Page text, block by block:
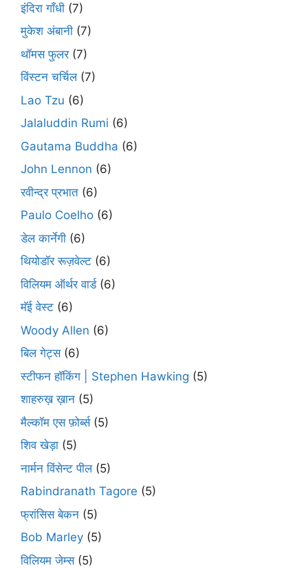
इंदिरा गाँधी (7)
मुकेश अंबानी (7)
थॉमस फुलर(7)
विंस्टन चर्चिल(7)
Lao Tzu (6)
Jalaluddin Rumi (6)
Gautama Buddha (6)
John Lennon (6)
रवीन्द्र प्रभात (6)
Paulo Coelho (6)
डेल कार्नेगी (6)
थियोडॉर रूज़वेल्ट (6)
विलियम ऑर्थर वार्ड(6)
मॅई वेस्ट (6)
Woody Allen (6)
बिल गेट्स(6)
स्टीफन हॉकिंग | Stephen Hawking (5)
शाहरुख़ ख़ान (5)
मैल्कॉम एस फ़ोर्ब्स(5)
शिव खेड़ा (5)
नार्मन विंसेन्ट पील(5)
Rabindranath Tagore (5)
फ्रांसिस बेकन (5)
Bob Marley (5)
विलियम जेम्स(5)